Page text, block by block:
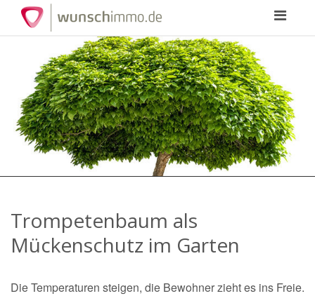
Toggle
Trompetenbaum als
Mückenschutz im Garten
Die Temperaturen steigen, die Bewohner zieht es ins Freie.